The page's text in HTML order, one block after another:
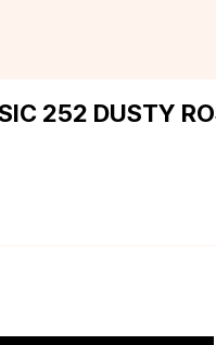
252 DUSTY